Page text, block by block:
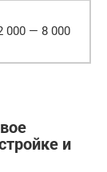
000 — 8 000
и